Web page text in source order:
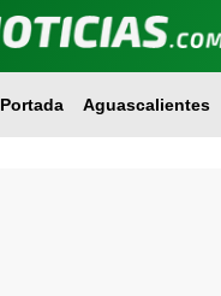
Portada Aguascalientes